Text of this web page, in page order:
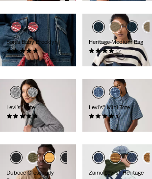
Borsa Baby Brooklyn
(0)
CHF 49.90
Heritage Medium Bag
(0)
CHF 69.90
Levi's® Tote
(0)
CHF 59.90
Levi's® Mini Tote
(0)
CHF 44.90
Duboce Crossbody
Zaino Levi's® Heritage